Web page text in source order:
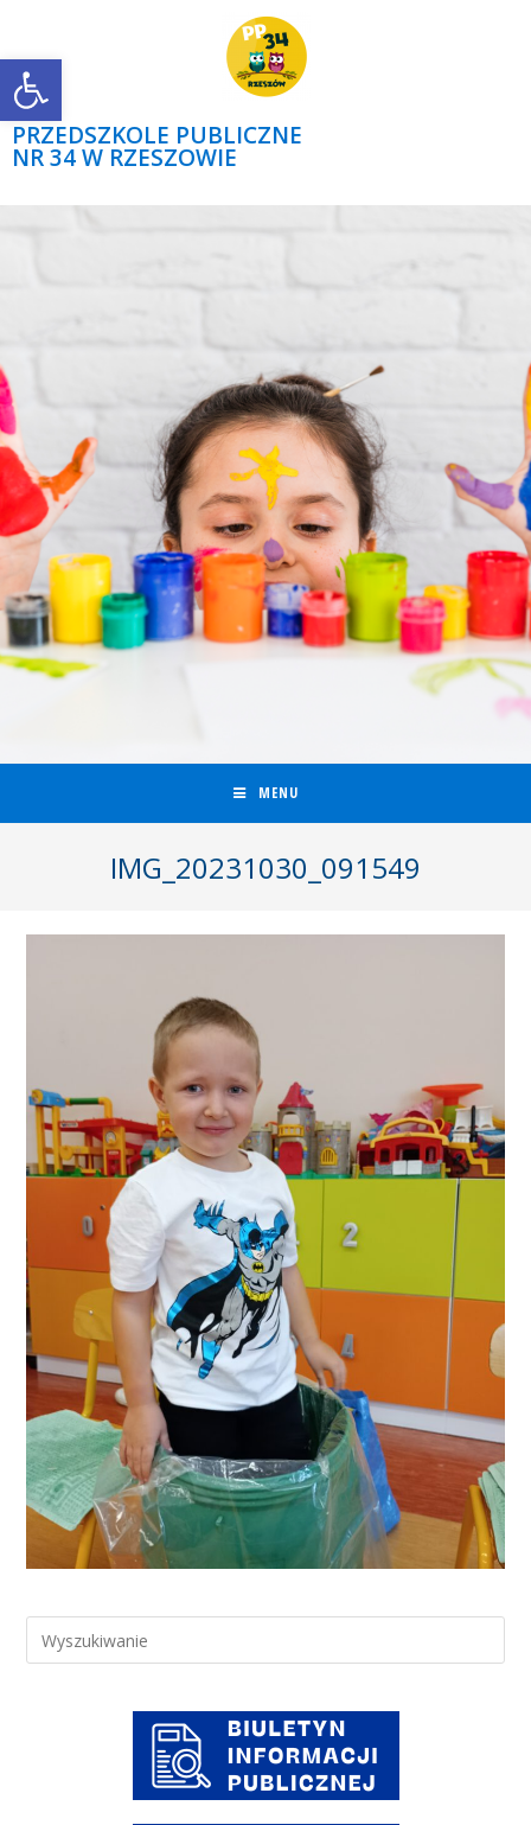
Open toolbar
PRZEDSZKOLE PUBLICZNE
NR 34 W RZESZOWIE
MENU
IMG_20231030_091549